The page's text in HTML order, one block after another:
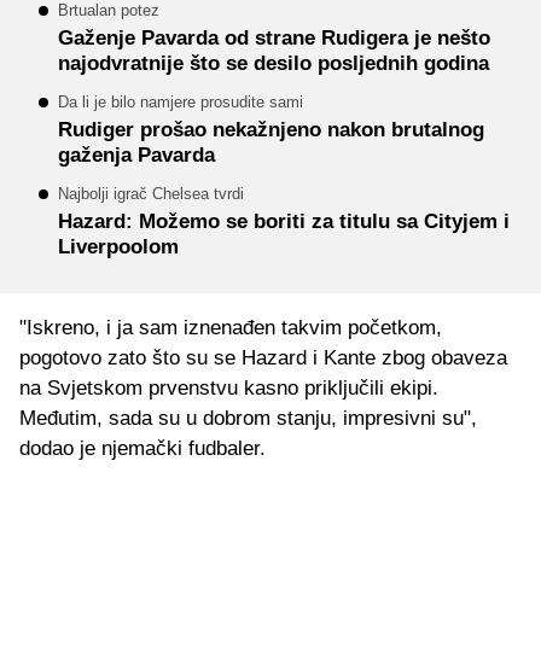
Brtualan potez
Gaženje Pavarda od strane Rudigera je nešto
najodvratnije što se desilo posljednih godina
Da li je bilo namjere prosudite sami
Rudiger prošao nekažnjeno nakon brutalnog
gaženja Pavarda
Najbolji igrač Chelsea tvrdi
Hazard: Možemo se boriti za titulu sa Cityjem i
Liverpoolom
"Iskreno, i ja sam iznenađen takvim početkom,
pogotovo zato što su se Hazard i Kante zbog obaveza
na Svjetskom prvenstvu kasno priključili ekipi.
Međutim, sada su u dobrom stanju, impresivni su",
dodao je njemački fudbaler.